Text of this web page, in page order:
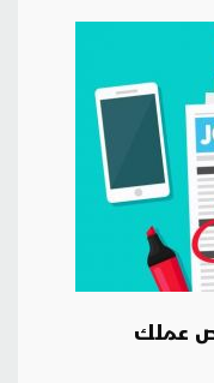
عملك